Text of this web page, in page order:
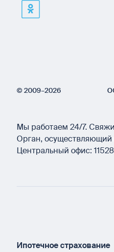
© 2009–2026
Мы работаем 24/7.
Орган, осуществляющий
Центральный офис:
Ипотечное страхование